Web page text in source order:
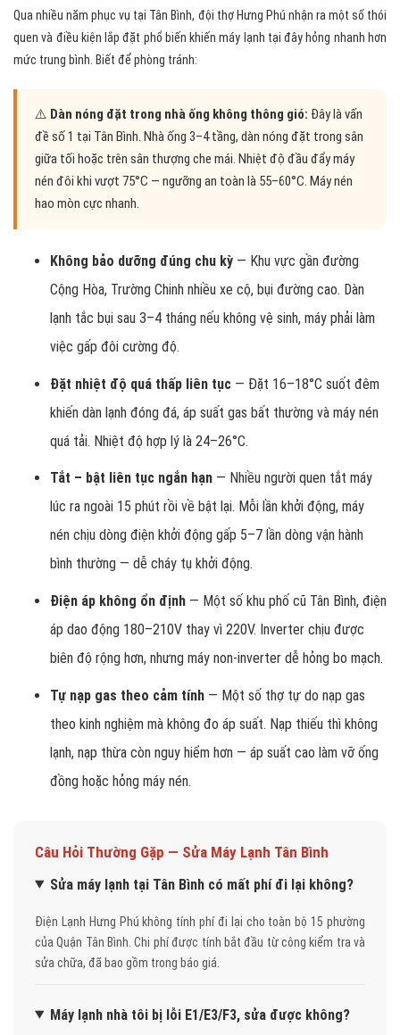
Qua nhiều năm phục vụ tại Tân Bình, đội thợ Hưng Phú nhận ra một số thói
quen và điều kiện lắp đặt phổ biến khiến máy lạnh tại đây hỏng nhanh hơn
mức trung bình. Biết để phòng tránh:
⚠️ Dàn nóng đặt trong nhà ống không thông gió: Đây là vấn
đề số 1 tại Tân Bình. Nhà ống 3–4 tầng, dàn nóng đặt trong sân
giữa tối hoặc trên sân thượng che mái. Nhiệt độ đầu đẩy máy
nén đôi khi vượt 75°C — ngưỡng an toàn là 55–60°C. Máy nén
hao mòn cực nhanh.
Không bảo dưỡng đúng chu kỳ— Khu vực gần đường
Cộng Hòa, Trường Chinh nhiều xe cộ, bụi đường cao. Dàn
lạnh tắc bụi sau 3–4 tháng nếu không vệ sinh, máy phải làm
việc gấp đôi cường độ.
Đặt nhiệt độ quá thấp liên tục— Đặt 16–18°C suốt đêm
khiến dàn lạnh đóng đá, áp suất gas bất thường và máy nén
quá tải. Nhiệt độ hợp lý là 24–26°C.
Tắt – bật liên tục ngắn hạn— Nhiều người quen tắt máy
lúc ra ngoài 15 phút rồi về bật lại. Mỗi lần khởi động, máy
nén chịu dòng điện khởi động gấp 5–7 lần dòng vận hành
bình thường — dễ cháy tụ khởi động.
Điện áp không ổn định— Một số khu phố cũ Tân Bình, điện
áp dao động 180–210V thay vì 220V. Inverter chịu được
biên độ rộng hơn, nhưng máy non-inverter dễ hỏng bo mạch.
Tự nạp gas theo cảm tính— Một số thợ tự do nạp gas
theo kinh nghiệm mà không đo áp suất. Nạp thiếu thì không
lạnh, nạp thừa còn nguy hiểm hơn — áp suất cao làm vỡ ống
đồng hoặc hỏng máy nén.
Câu Hỏi Thường Gặp — Sửa Máy Lạnh Tân Bình
Sửa máy lạnh tại Tân Bình có mất phí đi lại không?
Điện Lạnh Hưng Phú không tính phí đi lại cho toàn bộ 15 phường
của Quận Tân Bình. Chi phí được tính bắt đầu từ công kiểm tra và
sửa chữa, đã bao gồm trong báo giá.
Máy lạnh nhà tôi bị lỗi E1/E3/F3, sửa được không?